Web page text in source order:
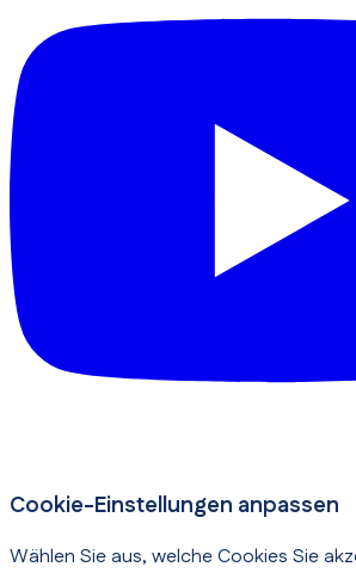
Cookie-Einstellungen anpassen
Wählen Sie aus, welche Cookies Sie